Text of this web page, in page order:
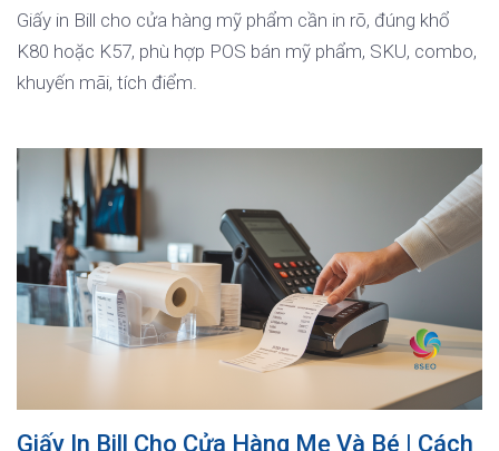
Giấy in Bill cho cửa hàng mỹ phẩm cần in rõ, đúng khổ
K80 hoặc K57, phù hợp POS bán mỹ phẩm, SKU, combo,
khuyến mãi, tích điểm.
Giấy In Bill Cho Cửa Hàng Mẹ Và Bé | Cách